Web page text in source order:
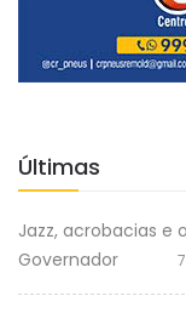
Últimas
Jazz, acrobacias e
Governador